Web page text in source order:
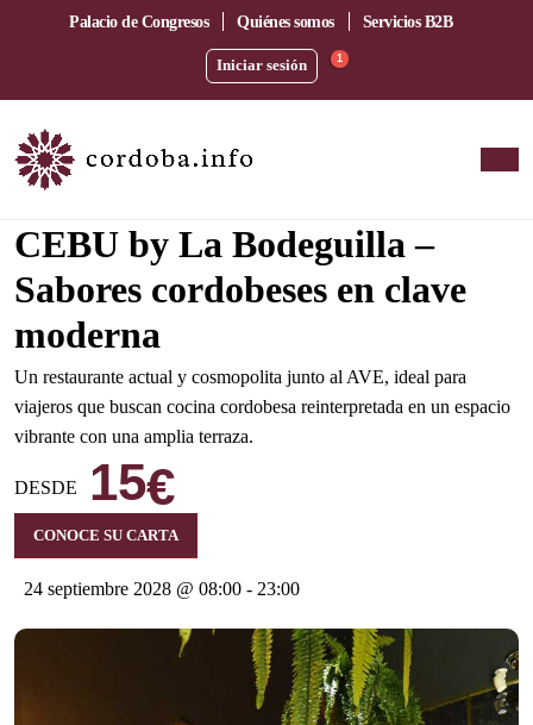
Palacio de Congresos Quiénes somos Servicios B2B
Iniciar sesión 1
CEBU by La Bodeguilla –
Sabores cordobeses en clave
moderna
Un restaurante actual y cosmopolita junto al AVE, ideal para
viajeros que buscan cocina cordobesa reinterpretada en un espacio
vibrante con una amplia terraza.
DESDE 15€
CONOCE SU CARTA
24 septiembre 2028 @ 08:00 - 23:00